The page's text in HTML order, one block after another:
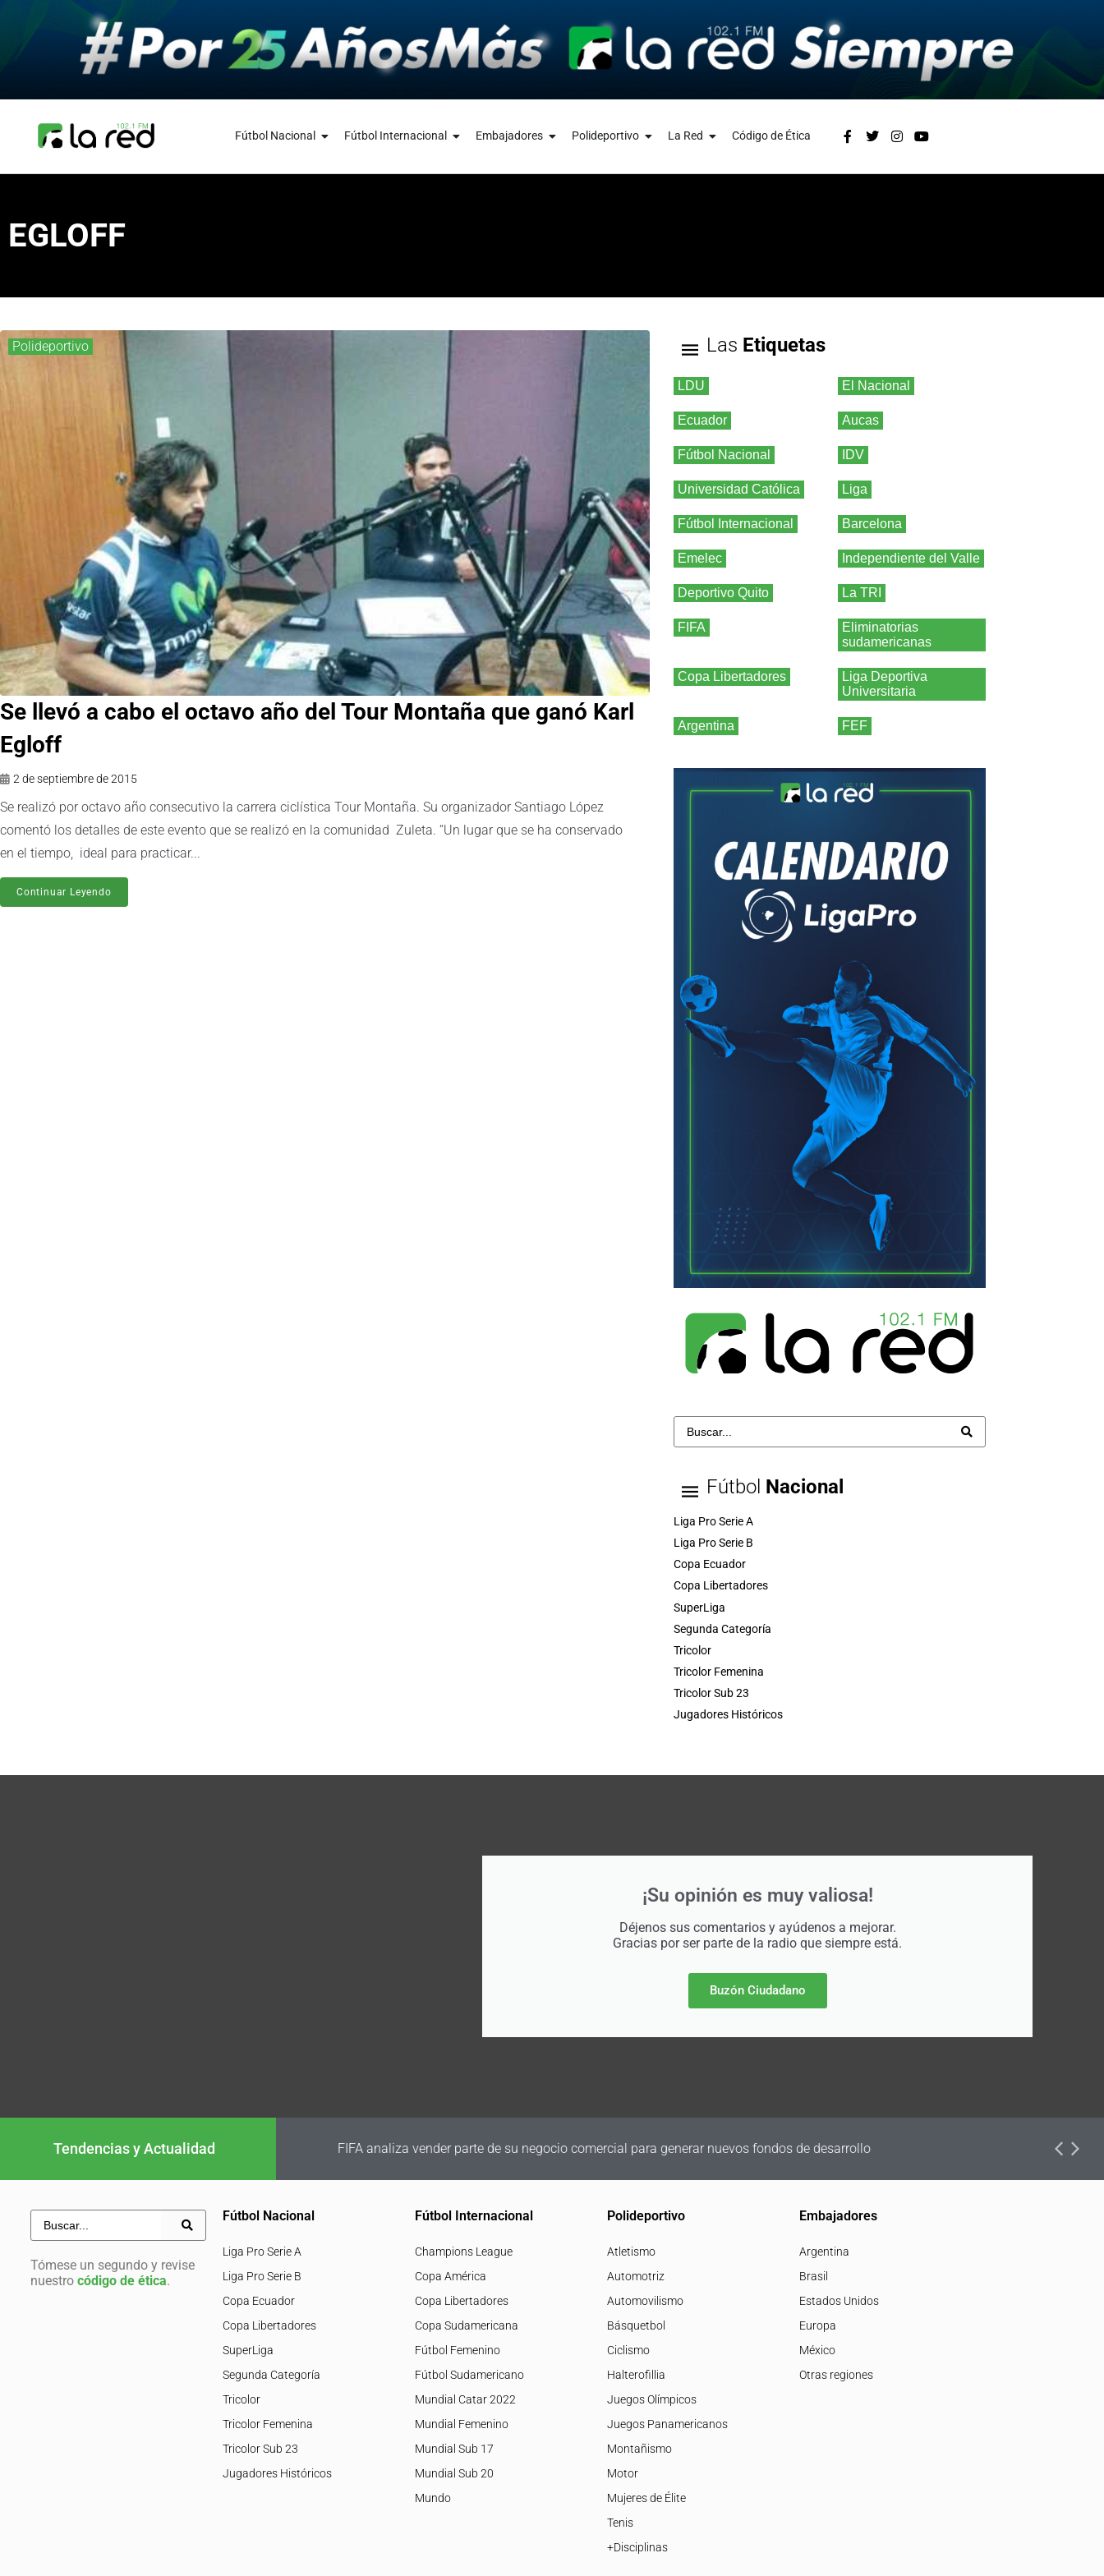
Fútbol Nacional Fútbol Internacional Embajadores Polideportivo La Red Código de Ética
EGLOFF
Polideportivo
Se llevó a cabo el octavo año del Tour Montaña que ganó Karl
Egloff
2 de septiembre de 2015
Se realizó por octavo año consecutivo la carrera ciclística Tour Montaña. Su organizador Santiago López
comentó los detalles de este evento que se realizó en la comunidad Zuleta. “Un lugar que se ha conservado
en el tiempo, ideal para practicar...
Continuar Leyendo
Las Etiquetas
LDU El Nacional
Ecuador Aucas
Fútbol Nacional IDV
Universidad Católica Liga
Fútbol Internacional Barcelona
Emelec Independiente del Valle
Deportivo Quito La TRI
FIFA
Eliminatorias
sudamericanas
Copa Libertadores
Liga Deportiva
Universitaria
Argentina FEF
Fútbol Nacional
Liga Pro Serie A
Liga Pro Serie B
Copa Ecuador
Copa Libertadores
SuperLiga
Segunda Categoría
Tricolor
Tricolor Femenina
Tricolor Sub 23
Jugadores Históricos
¡Su opinión es muy valiosa!
Déjenos sus comentarios y ayúdenos a mejorar.
Gracias por ser parte de la radio que siempre está.
Buzón Ciudadano
Tendencias y Actualidad FIFA analiza vender parte de su negocio comercial para generar nuevos fondos de desarrollo
Tómese un segundo y revise
nuestro código de ética.
Fútbol Nacional
Liga Pro Serie A
Liga Pro Serie B
Copa Ecuador
Copa Libertadores
SuperLiga
Segunda Categoría
Tricolor
Tricolor Femenina
Tricolor Sub 23
Jugadores Históricos
Fútbol Internacional
Champions League
Copa América
Copa Libertadores
Copa Sudamericana
Fútbol Femenino
Fútbol Sudamericano
Mundial Catar 2022
Mundial Femenino
Mundial Sub 17
Mundial Sub 20
Mundo
Polideportivo
Atletismo
Automotriz
Automovilismo
Básquetbol
Ciclismo
Halterofillia
Juegos Olímpicos
Juegos Panamericanos
Montañismo
Motor
Mujeres de Élite
Tenis
+Disciplinas
Embajadores
Argentina
Brasil
Estados Unidos
Europa
México
Otras regiones